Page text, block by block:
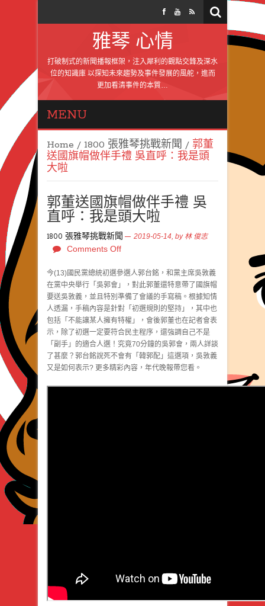
雅琴 心情
打破制式的新聞播報框架，注入犀利的觀點交鋒及深水
位的知識庫 以探知未來趨勢及事件發展的風舵，進而
更加看清事件的本質…
MENU
Home / 1800 張雅琴挑戰新聞 / 郭董
送國旗帽做伴手禮 吳直呼：我是頭
大啦
郭董送國旗帽做伴手禮 吳
直呼：我是頭大啦
1800 張雅琴挑戰新聞 2019-05-14, by 林 俊志
Comments Off
今(13)國民黨總統初選參選人郭台銘，和黨主席吳敦義
在黨中央舉行「吳郭會」，對此郭董還特意帶了國旗帽
要送吳敦義，並且特別準備了會議的手寫稿。根據知情
人透漏，手稿內容是針對「初選規則的堅持」，其中也
包括「不能讓某人擁有特權」，會後郭董也在記者會表
示，除了初選一定要符合民主程序，還強調自己不是
「副手」的適合人選！究竟70分鐘的吳郭會，兩人詳談
了甚麼？郭台銘說死不會有「韓郭配」這選項，吳敦義
又是如何表示? 更多精彩內容，年代晚報帶您看。